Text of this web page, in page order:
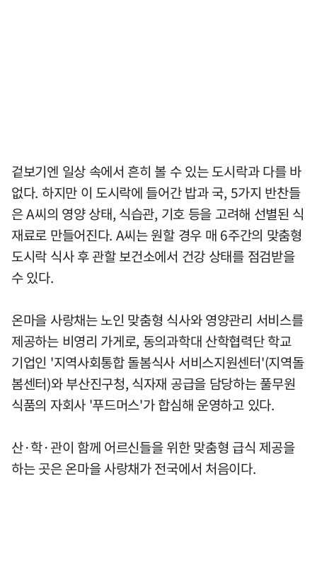
겉보기엔 일상 속에서 흔히 볼 수 있는 도시락과 다를 바
없다. 하지만 이 도시락에 들어간 밥과 국, 5가지 반찬들
은 A씨의 영양 상태, 식습관, 기호 등을 고려해 선별된 식
재료로 만들어진다. A씨는 원할 경우 매 6주간의 맞춤형
도시락 식사 후 관할 보건소에서 건강 상태를 점검받을
수 있다.
온마을 사랑채는 노인 맞춤형 식사와 영양관리 서비스를
제공하는 비영리 가게로, 동의과학대 산학협력단 학교
기업인 '지역사회통합 돌봄식사 서비스지원센터'(지역돌
봄센터)와 부산진구청, 식자재 공급을 담당하는 풀무원
식품의 자회사 '푸드머스'가 합심해 운영하고 있다.
산·학·관이 함께 어르신들을 위한 맞춤형 급식 제공을
하는 곳은 온마을 사랑채가 전국에서 처음이다.